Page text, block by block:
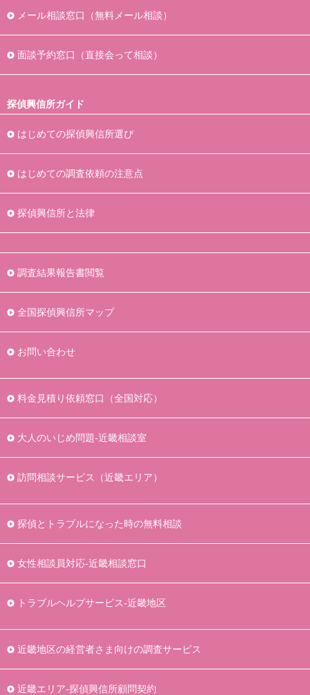
メール相談窓口（無料メール相談）
面談予約窓口（直接会って相談）
探偵興信所ガイド
はじめての探偵興信所選び
はじめての調査依頼の注意点
探偵興信所と法律
調査結果報告書閲覧
全国探偵興信所マップ
お問い合わせ
料金見積り依頼窓口（全国対応）
大人のいじめ問題-近畿相談室
訪問相談サービス（近畿エリア）
探偵とトラブルになった時の無料相談
女性相談員対応-近畿相談窓口
トラブルヘルプサービス-近畿地区
近畿地区の経営者さま向けの調査サービス
近畿エリア-探偵興信所顧問契約